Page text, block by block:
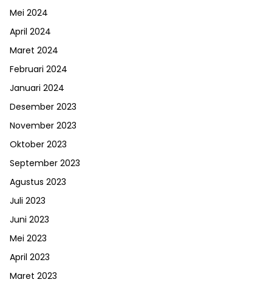
Mei 2024
April 2024
Maret 2024
Februari 2024
Januari 2024
Desember 2023
November 2023
Oktober 2023
September 2023
Agustus 2023
Juli 2023
Juni 2023
Mei 2023
April 2023
Maret 2023